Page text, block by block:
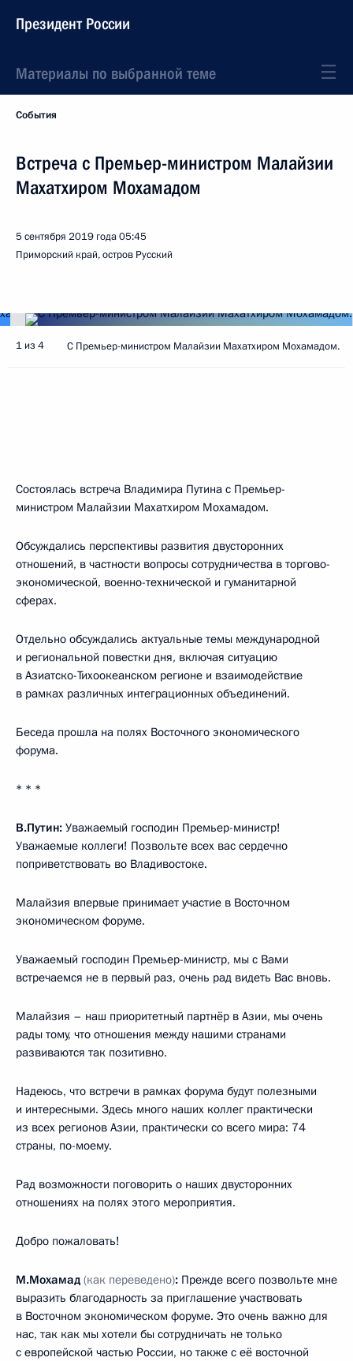
Президент России
Материалы по выбранной теме
События
Встреча с Премьер-министром Малайзии
Махатхиром Мохамадом
5 сентября 2019 года05:45
Приморский край, остров Русский
1 из 4 С Премьер-министром Малайзии Махатхиром Мохамадом.
Состоялась встреча Владимира Путина с Премьер-
министром Малайзии Махатхиром Мохамадом.
Обсуждались перспективы развития двусторонних
отношений, в частности вопросы сотрудничества в торгово-
экономической, военно-технической и гуманитарной
сферах.
Отдельно обсуждались актуальные темы международной
и региональной повестки дня, включая ситуацию
в Азиатско-Тихоокеанском регионе и взаимодействие
в рамках различных интеграционных объединений.
Беседа прошла на полях Восточного экономического
форума.
* * *
В.Путин: Уважаемый господин Премьер-министр!
Уважаемые коллеги! Позвольте всех вас сердечно
поприветствовать во Владивостоке.
Малайзия впервые принимает участие в Восточном
экономическом форуме.
Уважаемый господин Премьер-министр, мы с Вами
встречаемся не в первый раз, очень рад видеть Вас вновь.
Малайзия – наш приоритетный партнёр в Азии, мы очень
рады тому, что отношения между нашими странами
развиваются так позитивно.
Надеюсь, что встречи в рамках форума будут полезными
и интересными. Здесь много наших коллег практически
из всех регионов Азии, практически со всего мира: 74
страны, по-моему.
Рад возможности поговорить о наших двусторонних
отношениях на полях этого мероприятия.
Добро пожаловать!
М.Мохамад (как переведено): Прежде всего позвольте мне
выразить благодарность за приглашение участвовать
в Восточном экономическом форуме. Это очень важно для
нас, так как мы хотели бы сотрудничать не только
с европейской частью России, но также с её восточной